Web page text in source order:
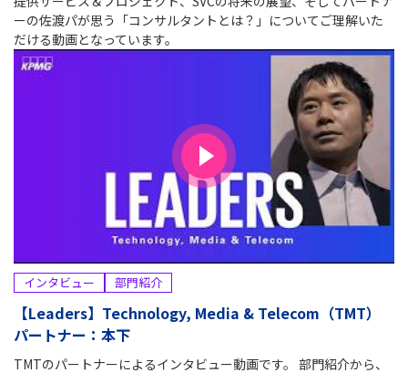
ーの佐渡パが思う「コンサルタントとは？」についてご理解いた
だける動画となっています。
インタビュー 部門紹介
【Leaders】Technology, Media & Telecom（TMT）
パートナー：本下
TMTのパートナーによるインタビュー動画です。 部門紹介から、